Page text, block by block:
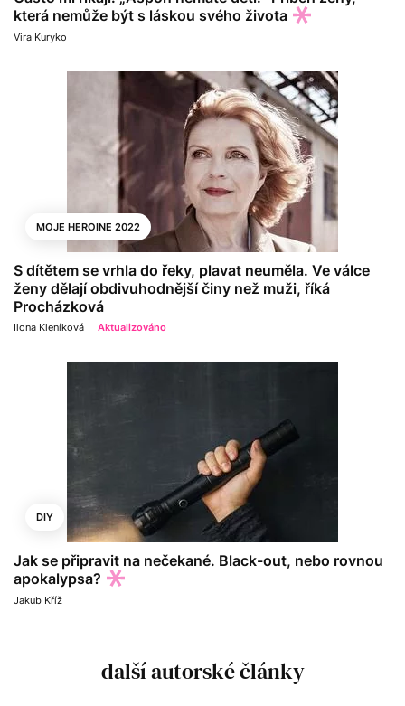
která nemůže být s láskou svého života
Vira Kuryko
MOJE HEROINE 2022
S dítětem se vrhla do řeky, plavat neuměla. Ve válce
ženy dělají obdivuhodnější činy než muži, říká
Procházková
Ilona Kleníková Aktualizováno
DIY
Jak se připravit na nečekané. Black-out, nebo rovnou
apokalypsa?
Jakub Kříž
další autorské články